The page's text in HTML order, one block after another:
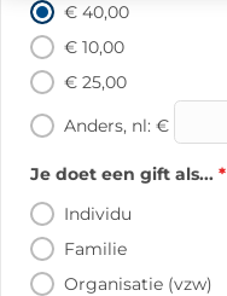
€ 40,00
€ 10,00
€ 25,00
Anders, nl: €
Je doet een gift als... *
Individu
Familie
Organisatie (vzw)